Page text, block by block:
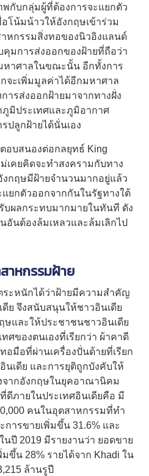
กับกลุ่มผู้ที่ต้องการจะแยกตัว
โน้มน้าวให้อังกฤษเข้าร่วม
หกรรมสิ่งทอของนิวอิงแลนด์
มการส่งออกของฝ้ายที่ถือว่า
หาศาลในขณะนั้น อีกทั้งการ
จะเพิ่มมูลค่าได้อีกมหาศาล
ารส่งออกฝ้ายมาจากทางฝั่ง
ภูมิประเทศและภูมิอากาศ
ปลูกฝ้ายได้นั่นเอง
อบสนองต่อกลยุทธ์ King
เคยคิดจะทำสงครามกับทาง
งกฤษมีฝ้ายจำนวนมากอยู่แล้ว
ยกตัวออกจากกันในรัฐทางใต้
บผลกระทบมากมายในทันที ดัง
อันต้องล้มเหลวและล้มเลิกไป
าหกรรมฝ้าย
ะหนักได้ว่าฝ้ายมีความสำคัญ
ดีย จึงสนับสนุนให้ชาวอินเดีย
ษและให้ประชาชนชาวอินเดีย
ศของตนเองที่เรียกว่า ผ้าคาดี
อมือที่ผ่านเครื่องปั่นด้ายที่เรียก
นเดีย และการยุติถูกบังคับให้
จากอังกฤษในยุคอาณานิคม
ดีภายในประเทศอินเดียคือ มี
คนในอุตสาหกรรมที่ทำ
ารขายเพิ่มขึ้น 31.6% และ
นปี 2019 มีรายงานว่า ยอดขาย
ขึ้น 28% รายได้จาก Khadi ใน
ล้านรูปี